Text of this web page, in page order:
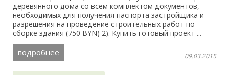
деревянного дома со всем комплектом документов,
необходимых для получения паспорта застройщика и
разрешения на проведение строительных работ по
сборке здания (750 BYN) 2). Купить готовый проект ...
подробнее 09.03.2015